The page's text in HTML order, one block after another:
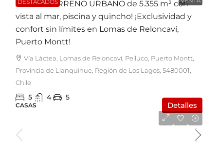
DESTACADOS
Casa en TERRENO URBANO de 5.355 m² con
vista al mar, piscina y quincho! ¡Exclusividad y
confort sin límites en Lomas de Reloncaví,
Puerto Montt!
Vía Láctea, Lomas de Reloncaví, Pelluco, Puerto Montt,
Provincia de Llanquihue, Región de Los Lagos, 5480001,
Chile
5 4 5
CASAS Detalles